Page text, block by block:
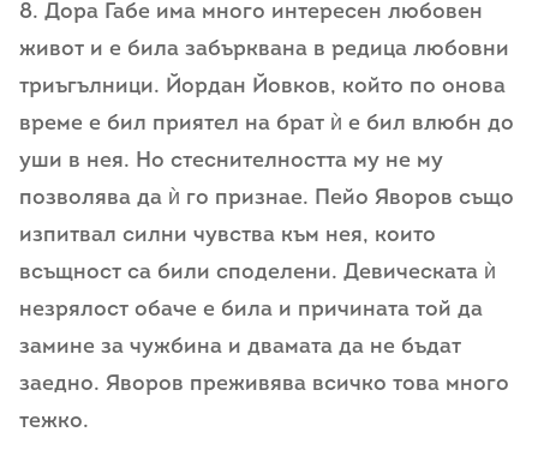
8. Дора Габе има много интересен любовен
живот и е била забърквана в редица любовни
триъгълници. Йордан Йовков, който по онова
време е бил приятел на брат ѝ е бил влюбн до
уши в нея. Но стеснителността му не му
позволява да ѝ го признае. Пейо Яворов също
изпитвал силни чувства към нея, които
всъщност са били споделени. Девическата ѝ
незрялост обаче е била и причината той да
замине за чужбина и двамата да не бъдат
заедно. Яворов преживява всичко това много
тежко.